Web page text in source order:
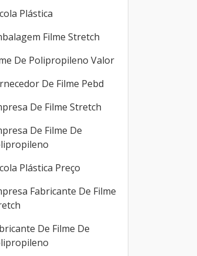
Plástica
Filme Stretch
De Polipropileno Valor
De Filme Pebd
De Filme Stretch
De Filme De
Plástica Preço
Fabricante De Filme
De Filme De